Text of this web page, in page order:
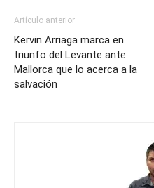
Artículo anterior
Kervin Arriaga marca en
triunfo del Levante ante
Mallorca que lo acerca a la
salvación